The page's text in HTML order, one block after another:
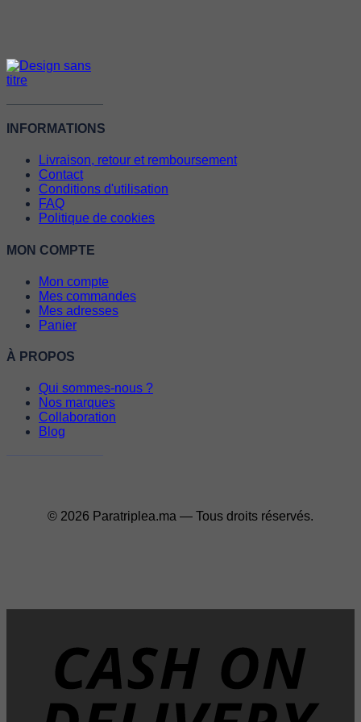
INFORMATIONS
Livraison, retour et remboursement
Contact
Conditions d'utilisation
FAQ
Politique de cookies
MON COMPTE
Mon compte
Mes commandes
Mes adresses
Panier
À PROPOS
Qui sommes-nous ?
Nos marques
Collaboration
Blog
© 2026 Paratriplea.ma — Tous droits réservés.